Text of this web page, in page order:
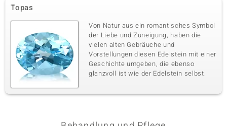
Topas
Von Natur aus ein romantisches Symbol
der Liebe und Zuneigung, haben die
vielen alten Gebräuche und
Vorstellungen diesen Edelstein mit einer
Geschichte umgeben, die ebenso
glanzvoll ist wie der Edelstein selbst.